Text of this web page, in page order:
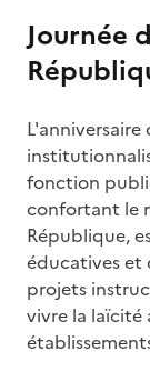
Journée
fonction
confortant le
République,
éducatives et
projets
vivre la laïcité